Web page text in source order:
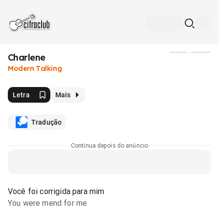
Charlene
Modern Talking
Letra Mais
Tradução
Continua depois do anúncio
Você foi corrigida para mim
You were mend for me